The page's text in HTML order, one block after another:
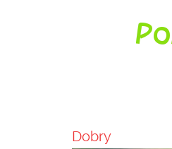
Dobry